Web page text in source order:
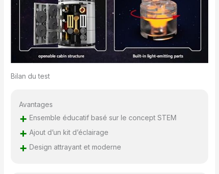
Bilan du test
Avantages
+ Ensemble éducatif basé sur le concept STEM
+ Ajout d’un kit d’éclairage
+ Design attrayant et moderne